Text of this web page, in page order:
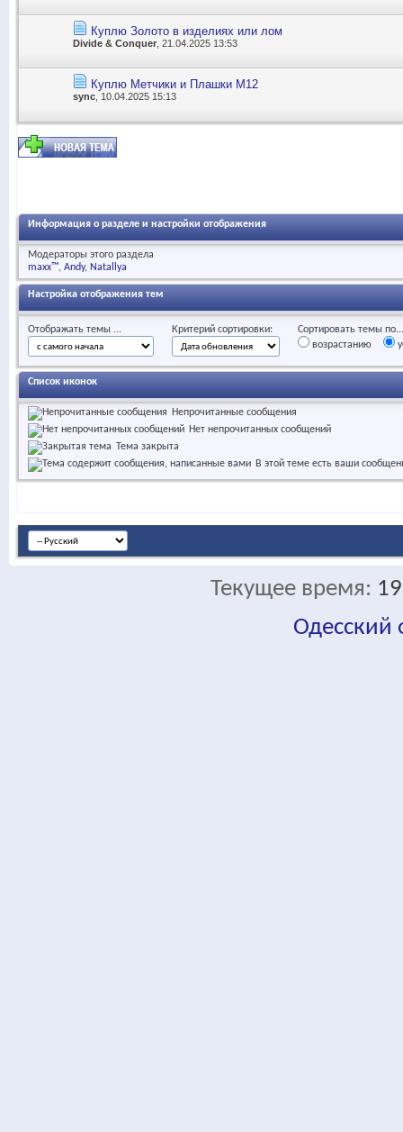
Куплю Золото в изделиях или лом
Divide & Conquer , 21.04.2025 13:53
Куплю Метчики и Плашки М12
sync , 10.04.2025 15:13
Информация о разделе и настройки отображения
Модераторы этого раздела
maxx™ Andy Natallya
Настройка отображения тем
Отображать темы ... Критерий сортировки:
Сортировать темы по...
возрастанию
Список иконок
Непрочитанные сообщения
Нет непрочитанных сообщений
Тема закрыта
В этой теме есть ваши
Текущее время:
Одесский